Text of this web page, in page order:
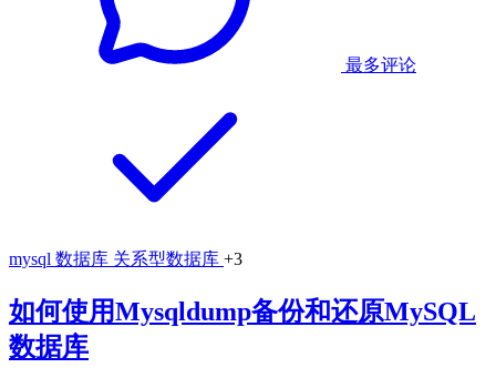
最多评论
mysql 数据库 关系型数据库 +3
如何使用Mysqldump备份和还原MySQL
数据库